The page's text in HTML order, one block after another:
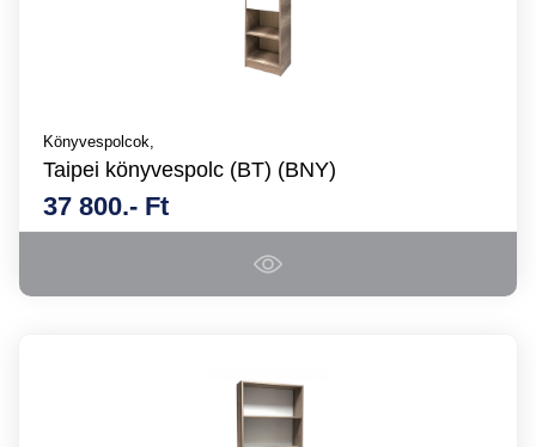
Könyvespolcok,
Taipei könyvespolc (BT) (BNY)
37 800.- Ft